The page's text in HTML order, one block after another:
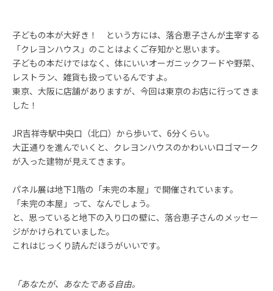
子どもの本が大好き！ という方には、落合恵子さんが主宰する
「クレヨンハウス」のことはよくご存知かと思います。
子どもの本だけではなく、体にいいオーガニックフードや野菜、
レストラン、雑貨も扱っているんですよ。
東京、大阪に店舗がありますが、今回は東京のお店に行ってきま
した！
JR吉祥寺駅中央口（北口）から歩いて、6分くらい。
大正通りを進んでいくと、クレヨンハウスのかわいいロゴマーク
が入った建物が見えてきます。
パネル展は地下1階の「未完の本屋」で開催されています。
「未完の本屋」って、なんでしょう。
と、思っていると地下の入り口の壁に、落合恵子さんのメッセー
ジがかけられていました。
これはじっくり読んだほうがいいです。
「あなたが、あなたである自由。